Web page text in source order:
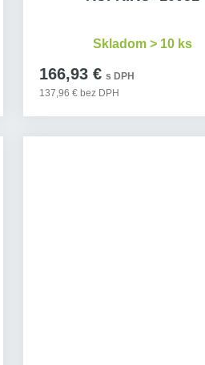
166,93 € s DPH
137,96 € bez DPH
Skladom > 10 ks